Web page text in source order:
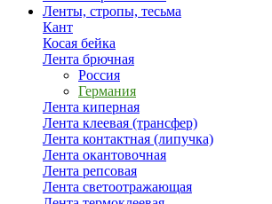
Ленты, стропы, тесьма
Кант
Косая бейка
Лента брючная
Россия
Германия
Лента киперная
Лента клеевая (трансфер)
Лента контактная (липучка)
Лента окантовочная
Лента репсовая
Лента светоотражающая